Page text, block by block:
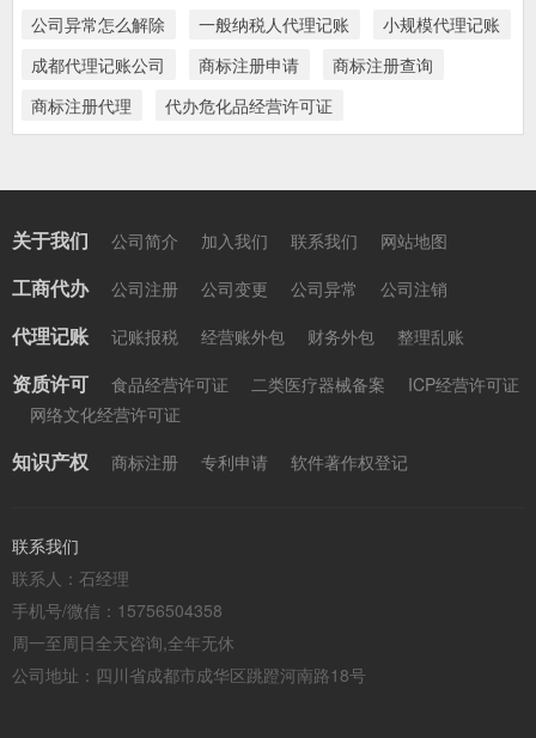
公司异常怎么解除
一般纳税人代理记账
小规模代理记账
成都代理记账公司
商标注册申请
商标注册查询
商标注册代理
代办危化品经营许可证
关于我们 公司简介 加入我们 联系我们 网站地图
工商代办 公司注册 公司变更 公司异常 公司注销
代理记账 记账报税 经营账外包 财务外包 整理乱账
资质许可 食品经营许可证 二类医疗器械备案
ICP经营许可证
网络文化经营许可证
知识产权 商标注册 专利申请 软件著作权登记
联系我们
联系人：石经理
手机号/微信：15756504358
周一至周日全天咨询,全年无休
公司地址：四川省成都市成华区跳蹬河南路18号